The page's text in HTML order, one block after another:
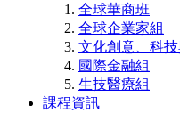
全球華商班
全球企業家組
文化創意、科
國際金融組
生技醫療組
課程資訊